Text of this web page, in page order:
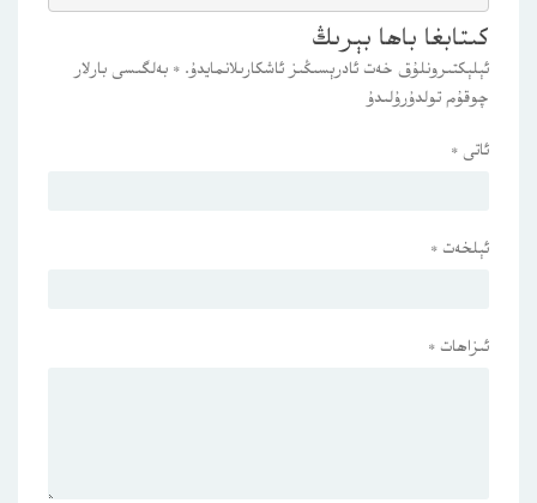
كىتابغا باھا بېرىڭ
ئېلېكتىرونلۇق خەت ئادرېسىڭىز ئاشكارىلانمايدۇ. * بەلگىسى بارلار
چوقۇم تولدۇرۇلىدۇ
ئاتى *
ئېلخەت *
ئىزاھات *